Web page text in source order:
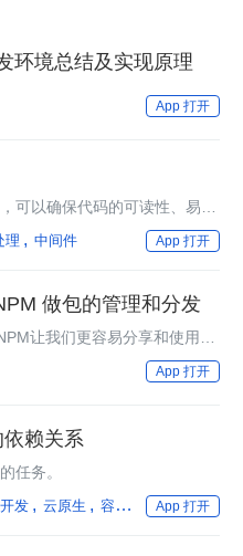
环境总结及实现原理
App 打开
可以确保代码的可读性、易于
注点分离原则，你可以确保最
理 中间件 App 打开
做包的管理和分发
让我们更容易分享和使用其
到了它的很多安全隐患。
App 打开
赖关系
任务。
发 云原生 容器 最佳实践
App 打开